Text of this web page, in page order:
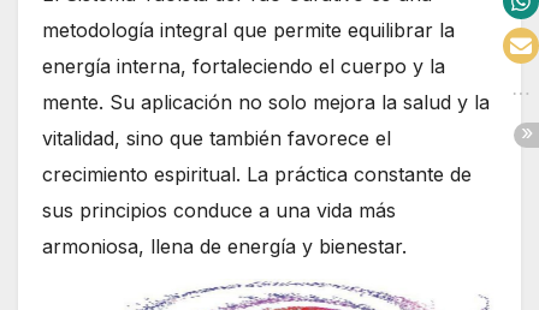
metodología integral que permite equilibrar la
energía interna, fortaleciendo el cuerpo y la
mente. Su aplicación no solo mejora la salud y la
vitalidad, sino que también favorece el
crecimiento espiritual. La práctica constante de
sus principios conduce a una vida más
armoniosa, llena de energía y bienestar.